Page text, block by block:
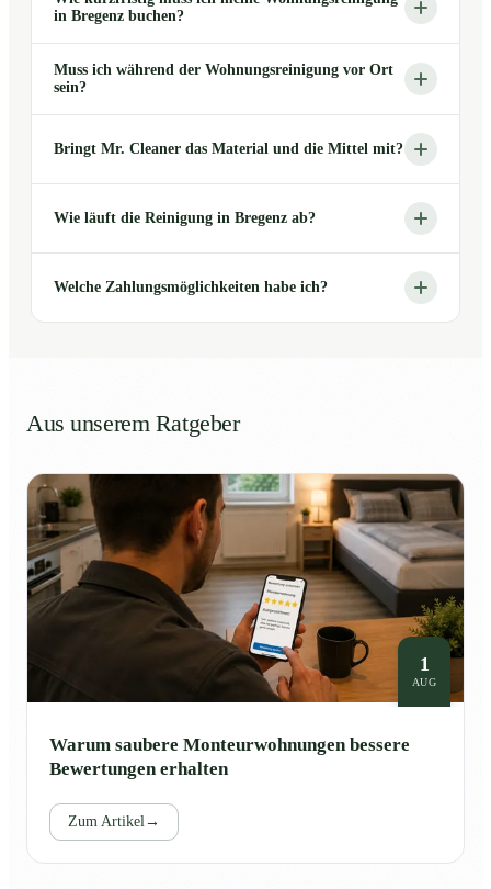
in Bregenz buchen?
Muss ich während der Wohnungsreinigung vor Ort
sein?
Bringt Mr. Cleaner das Material und die Mittel mit?
Wie läuft die Reinigung in Bregenz ab?
Welche Zahlungsmöglichkeiten habe ich?
Aus unserem Ratgeber
1
AUG
Warum saubere Monteurwohnungen bessere
Bewertungen erhalten
Zum Artikel →